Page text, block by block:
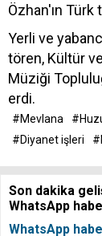
Özhan'ın
Yerli ve
tören, Kültür
Müziği
erdi.
#Mevlana
#Diyanet işleri
Son dakika
WhatsApp
WhatsApp